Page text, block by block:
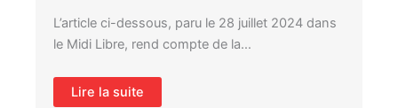
L’article ci-dessous, paru le 28 juillet 2024 dans
le Midi Libre, rend compte de la…
Lire la suite